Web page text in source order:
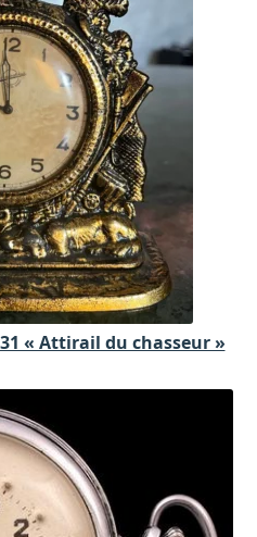
« Attirail du chasseur »